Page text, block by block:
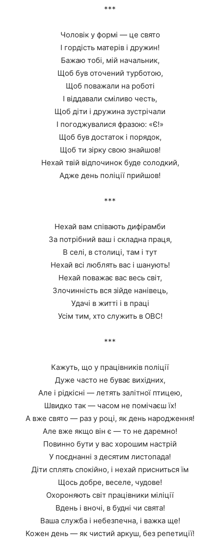
***
Чоловік у формі — це свято
І гордість матерів і дружин!
Бажаю тобі, мій начальник,
Щоб був оточений турботою,
Щоб поважали на роботі
І віддавали сміливо честь,
Щоб діти і дружина зустрічали
І погоджувалися фразою: «Є!»
Щоб був достаток і порядок,
Щоб ти зірку свою знайшов!
Нехай твій відпочинок буде солодкий,
Адже день поліції прийшов!
***
Нехай вам співають дифірамби
За потрібний ваш і складна праця,
В селі, в столиці, там і тут
Нехай всі люблять вас і шанують!
Нехай поважає вас весь світ,
Злочинність вся зійде нанівець,
Удачі в житті і в праці
Усім тим, хто служить в ОВС!
***
Кажуть, що у працівників поліції
Дуже часто не буває вихідних,
Але і рідкісні — летять залітної птицею,
Швидко так — часом не помічаєш їх!
А вже свято — раз у році, як день народження!
Але вже якщо він є — то не даремно!
Повинно бути у вас хорошим настрій
У поєднанні з десятим листопада!
Діти сплять спокійно, і нехай присниться їм
Щось добре, веселе, чудове!
Охороняють світ працівники міліції
Вдень і вночі, в будні чи свята!
Ваша служба і небезпечна, і важка ще!
Кожен день — як чистий аркуш, без репетиції!